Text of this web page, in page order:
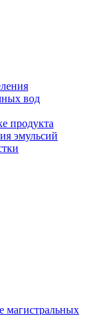
вод
продукта
эмульсий
магистральных